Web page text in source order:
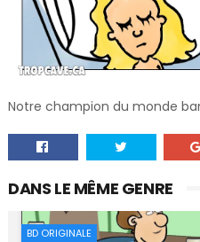
Notre champion du monde
DANS LE MÊME GENRE
BD ORIGINALE